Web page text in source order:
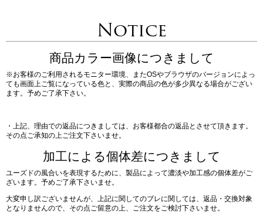
Notice
商品カラー画像につきまして
※お客様のご利用されるモニター環境、またOSやブラウザのバージョンによっ
ても画面上ご覧になっている色と、実際の商品の色が多少異なる場合がござい
ます。予めご了承下さい。
・上記、理由での返品につきましては、お客様都合の返品とさせて頂きます。
その点ご承知の上ご注文下さいませ。
加工による個体差につきまして
ユーズドの風合いを表現するために、製品によって濃淡や加工感の個体差がご
ざいます。予めご了承下さいませ。
大変申し訳ございませんが、上記に関してのブレに関しては、返品・交換対象
となりませんので、その点ご留意の上、ご注文をご検討下さいませ。